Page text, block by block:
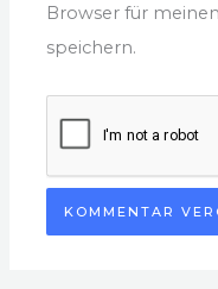
Browser für
speichern.